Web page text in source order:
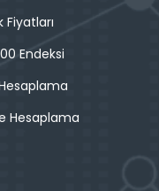
Fiyatları
Endeksi
Hesaplama